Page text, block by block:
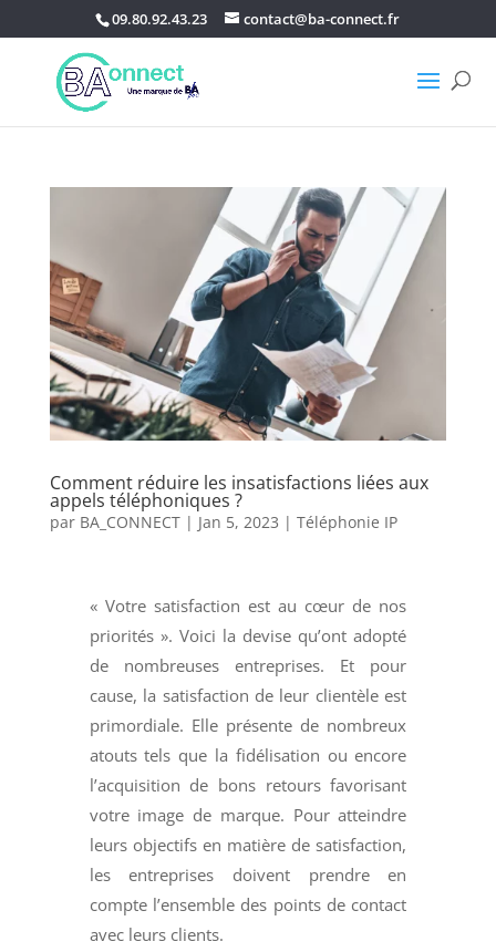
09.80.92.43.23 contact@ba-connect.fr
Comment réduire les insatisfactions liées aux
appels téléphoniques ?
par BA_CONNECT| Jan 5, 2023 | Téléphonie IP
« Votre satisfaction est au cœur de nos
priorités ». Voici la devise qu’ont adopté
de nombreuses entreprises. Et pour
cause, la satisfaction de leur clientèle est
primordiale. Elle présente de nombreux
atouts tels que la fidélisation ou encore
l’acquisition de bons retours favorisant
votre image de marque. Pour atteindre
leurs objectifs en matière de satisfaction,
les entreprises doivent prendre en
compte l’ensemble des points de contact
avec leurs clients.